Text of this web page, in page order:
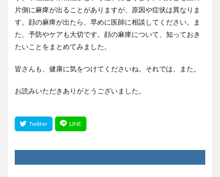
片側に麻痺が出ることがありますが、原因や症状は異なりま
す。顔の麻痺が出たら、早めに医師に相談してください。ま
た、予防やケアも大切です。顔の麻痺について、知っておき
たいことをまとめてみました。
皆さんも、健康に気をつけてくださいね。それでは、また。
お読みいただきありがとうございました。